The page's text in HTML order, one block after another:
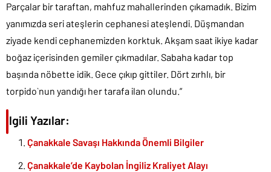
Parçalar bir taraftan, mahfuz mahallerinden çıkamadık. Bizim
yanımızda seri ateşlerin cephanesi ateşlendi. Düşmandan
ziyade kendi cephanemizden korktuk. Akşam saat ikiye kadar
boğaz içerisinden gemiler çıkmadılar. Sabaha kadar top
başında nöbette idik. Gece çıkıp gittiler. Dört zırhlı, bir
torpido`nun yandığı her tarafa ilan olundu.”
İlgili Yazılar:
Çanakkale Savaşı Hakkında Önemli Bilgiler
Çanakkale’de Kaybolan İngiliz Kraliyet Alayı